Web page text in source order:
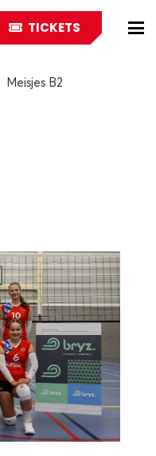
TICKETS
Meisjes B2